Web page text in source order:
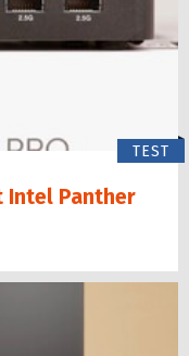
TEST
Intel Panther